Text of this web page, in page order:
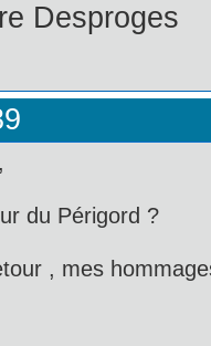
Desproges
du Périgord ?
, mes